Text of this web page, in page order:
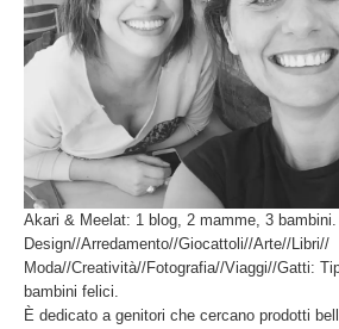
Akari & Meelat: 1 blog, 2 mamme, 3 bambini.
Design//Arredamento//Giocattoli//Arte//Libri//
Moda//Creatività//Fotografia//Viaggi//Gatti:
bambini felici.
È dedicato a genitori che cercano prodotti